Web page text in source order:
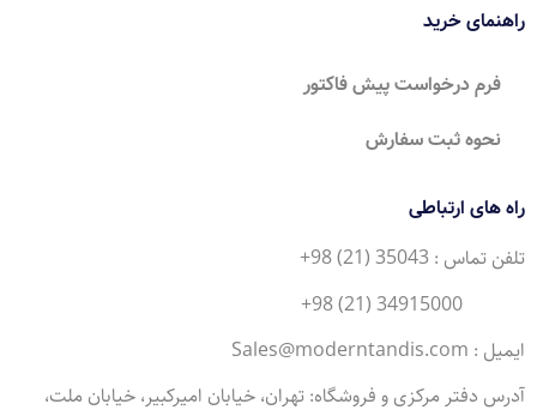
راهنمای خرید
فرم درخواست پیش فاکتور
نحوه ثبت سفارش
راه های ارتباطی
تلفن تماس : 35043 (21) 98+
ایمیل : Sales@moderntandis.com
آدرس دفتر مرکزی و فروشگاه: تهران، خیابان امیرکبیر، خیابان ملت،